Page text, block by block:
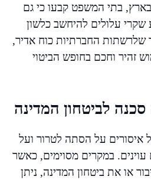
בתי המשפט קבעו כי גם
עלולים להיחשב כלשון
החברתיות כוח אדיר,
זהיר וחכם בחופש הביטוי
לביטחון המדינה
איסורים על הסתה לטרור ועל
עוינים. במקרים מסוימים, כאשר
או את ביטחון המדינה, ניתן